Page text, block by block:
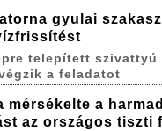
gyulai
telepített szivattyú
a feladatot
mérsékelte a
az országos tiszti